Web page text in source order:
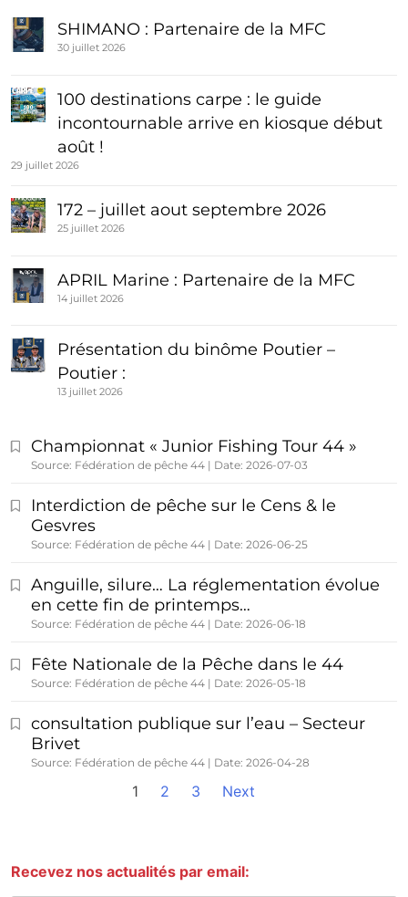
SHIMANO : Partenaire de la MFC
30 juillet 2026
100 destinations carpe : le guide
incontournable arrive en kiosque début
août !
29 juillet 2026
172 – juillet aout septembre 2026
25 juillet 2026
APRIL Marine : Partenaire de la MFC
14 juillet 2026
Présentation du binôme Poutier –
Poutier :
13 juillet 2026
Championnat « Junior Fishing Tour 44 »
Source: Fédération de pêche 44 Date: 2026-07-03
Interdiction de pêche sur le Cens & le
Gesvres
Source: Fédération de pêche 44 Date: 2026-06-25
Anguille, silure… La réglementation évolue
en cette fin de printemps…
Source: Fédération de pêche 44 Date: 2026-06-18
Fête Nationale de la Pêche dans le 44
Source: Fédération de pêche 44 Date: 2026-05-18
consultation publique sur l’eau – Secteur
Brivet
Source: Fédération de pêche 44 Date: 2026-04-28
1 2 3 Next
Recevez nos actualités par email: